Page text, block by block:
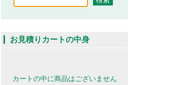
お見積りカートの中身
カートの中に商品はございません